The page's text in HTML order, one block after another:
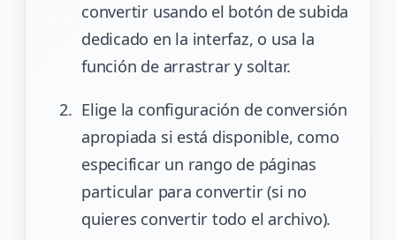
convertir usando el botón de subida
dedicado en la interfaz, o usa la
función de arrastrar y soltar.
Elige la configuración de conversión
apropiada si está disponible, como
especificar un rango de páginas
particular para convertir (si no
quieres convertir todo el archivo).